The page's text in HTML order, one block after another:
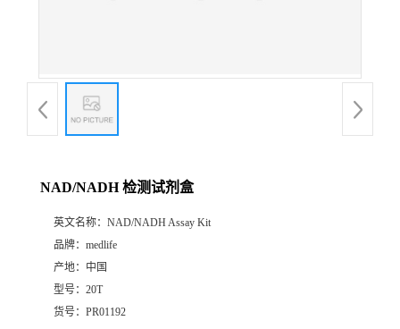
NAD/NADH 检测试剂盒
英文名称： NAD/NADH Assay Kit
品牌： medlife
产地： 中国
型号： 20T
货号： PR01192